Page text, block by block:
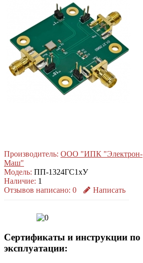
Производитель: ООО "ИПК "Электрон-
Маш"
Модель: ПП-1324ГС1хУ
Наличие: 1
Отзывов написано: 0 Написать
Сертификаты и инструкции по
эксплуатации: